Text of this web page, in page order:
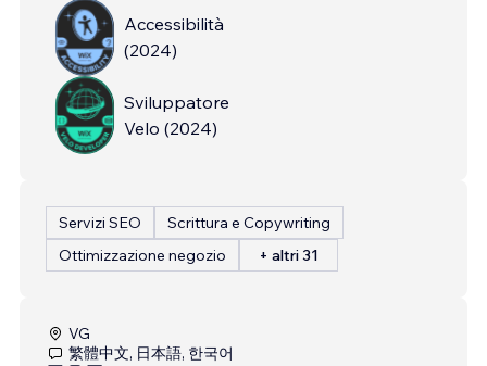
Accessibilità
(2024)
Sviluppatore
Velo (2024)
Servizi SEO
Scrittura e Copywriting
Ottimizzazione negozio
+ altri 31
VG
繁體中文, 日本語, 한국어